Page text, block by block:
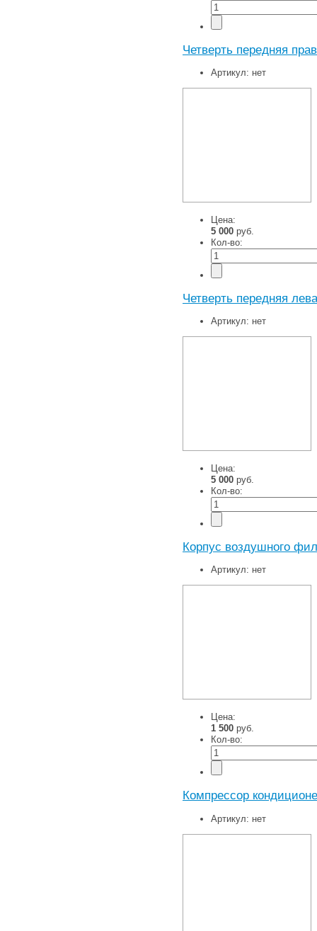
Четверть передняя
Артикул: нет
Цена:
5 000 руб.
Кол-во:
Четверть передняя
Артикул: нет
Цена:
5 000 руб.
Кол-во:
Корпус воздушного
Артикул: нет
Цена:
1 500 руб.
Кол-во:
Компрессор
Артикул: нет